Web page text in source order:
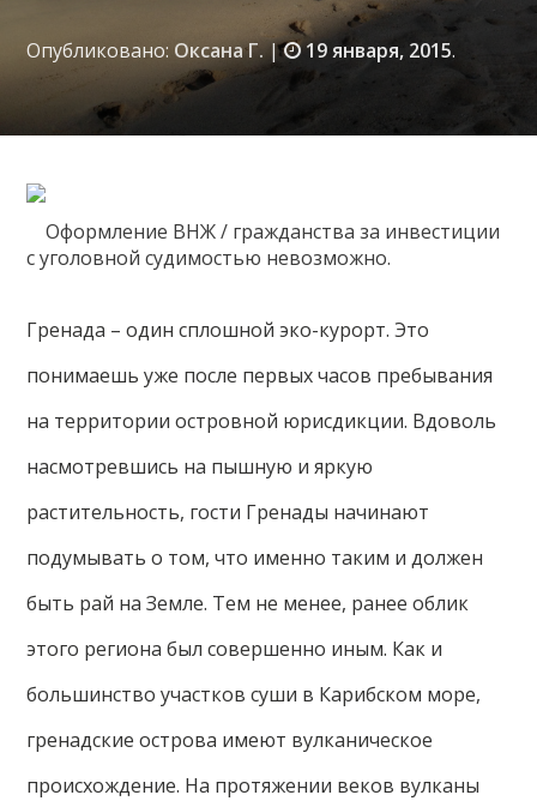
Опубликовано: Оксана Г.| 19 января, 2015.
Оформление ВНЖ / гражданства за инвестиции
с уголовной судимостью невозможно.
Гренада – один сплошной эко-курорт. Это
понимаешь уже после первых часов пребывания
на территории островной юрисдикции. Вдоволь
насмотревшись на пышную и яркую
растительность, гости Гренады начинают
подумывать о том, что именно таким и должен
быть рай на Земле. Тем не менее, ранее облик
этого региона был совершенно иным. Как и
большинство участков суши в Карибском море,
гренадские острова имеют вулканическое
происхождение. На протяжении веков вулканы